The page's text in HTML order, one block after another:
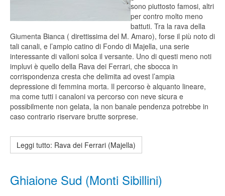
sono piuttosto famosi, altri
per contro molto meno
battuti. Tra la rava della
Giumenta Bianca ( direttissima del M. Amaro), forse il più noto di
tali canali, e l’ampio catino di Fondo di Majella, una serie
interessante di valloni solca il versante. Uno di questi meno noti
impluvi è quello della Rava dei Ferrari, che sbocca in
corrispondenza cresta che delimita ad ovest l’ampia
depressione di femmina morta. Il percorso è alquanto lineare,
ma come tutti i canaloni va percorso con neve sicura e
possibilmente non gelata, la non banale pendenza potrebbe in
caso contrario riservare brutte sorprese.
Leggi tutto: Rava dei Ferrari (Majella)
Ghiaione Sud (Monti Sibillini)